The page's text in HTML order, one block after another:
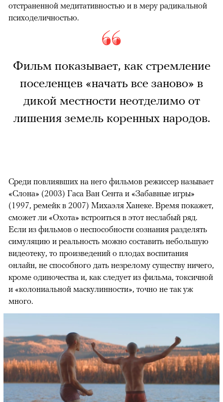
отстраненной медитативностью и в меру радикальной
психоделичностью.
Фильм показывает, как стремление
поселенцев «начать все заново» в
дикой местности неотделимо от
лишения земель коренных народов.
Среди повлиявших на него фильмов режиссер называет
«Слона» (2003) Гаса Ван Сента и «Забавные игры»
(1997, ремейк в 2007) Михаэля Ханеке. Время покажет,
сможет ли «Охота» встроиться в этот неслабый ряд.
Если из фильмов о неспособности сознания разделять
симуляцию и реальность можно составить небольшую
видеотеку, то произведений о плодах воспитания
онлайн, не способного дать незрелому существу ничего,
кроме одиночества и, как следует из фильма, токсичной
и «колониальной маскулинности», точно не так уж
много.